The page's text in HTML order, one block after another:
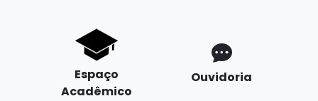
Espaço
Acadêmico
Ouvidoria